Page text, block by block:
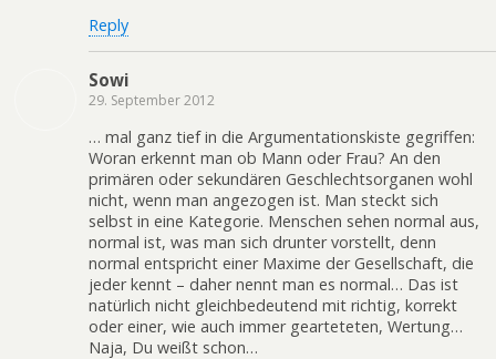
Reply
Sowi
29. September 2012
… mal ganz tief in die Argumentationskiste gegriffen:
Woran erkennt man ob Mann oder Frau? An den
primären oder sekundären Geschlechtsorganen wohl
nicht, wenn man angezogen ist. Man steckt sich
selbst in eine Kategorie. Menschen sehen normal aus,
normal ist, was man sich drunter vorstellt, denn
normal entspricht einer Maxime der Gesellschaft, die
jeder kennt – daher nennt man es normal… Das ist
natürlich nicht gleichbedeutend mit richtig, korrekt
oder einer, wie auch immer gearteteten, Wertung…
Naja, Du weißt schon…